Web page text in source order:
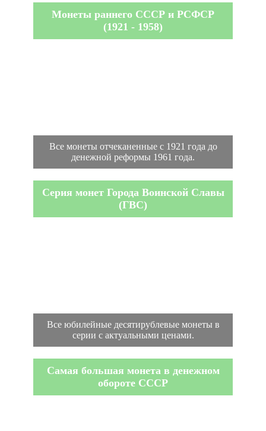
Монеты раннего СССР и РСФСР
(1921 - 1958)
Все монеты отчеканенные с 1921 года до
денежной реформы 1961 года.
Серия монет Города Воинской Славы
(ГВС)
Все юбилейные десятирублевые монеты в
серии с актуальными ценами.
Самая большая монета в денежном
обороте СССР